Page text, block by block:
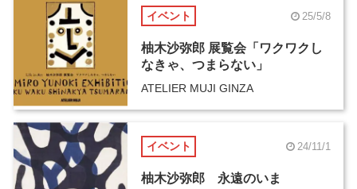
イベント 25/5/8
柚木沙弥郎 展覧会「ワクワクし
なきゃ、つまらない」
ATELIER MUJI GINZA
イベント 24/11/1
柚木沙弥郎 永遠のいま